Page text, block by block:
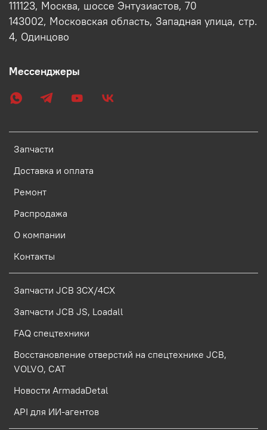
Запчасти
Доставка и оплата
Ремонт
Распродажа
О компании
Контакты
Запчасти JCB 3CX/4CX
Запчасти JCB JS, Loadall
FAQ спецтехники
Восстановление отверстий на спецтехнике JCB,
VOLVO, CAT
Новости ArmadaDetal
API для ИИ-агентов
111123, Москва, шоссе Энтузиастов, 70
143002, Московская область, Западная улица, стр.
4, Одинцово
Мессенджеры